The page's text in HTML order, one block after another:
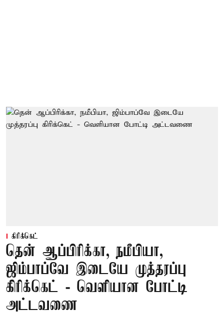
கிரிக்கெட்
தென் ஆப்பிரிக்கா, நமீபியா,
ஜிம்பாப்வே இடையே முத்தரப்பு
கிரிக்கெட் - வெளியான போட்டி
அட்டவணை